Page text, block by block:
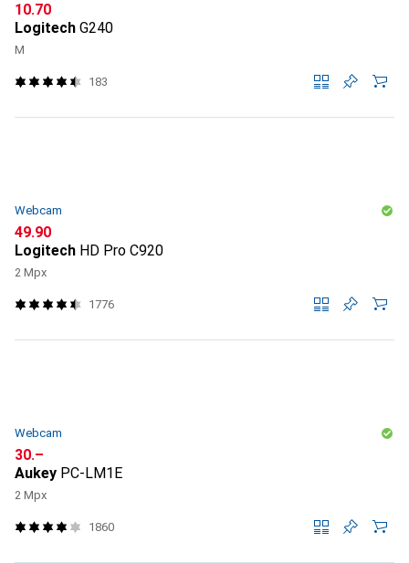
CHF
10.70
Logitech G240
M
183
Webcam
CHF
49.90
Logitech HD Pro C920
2 Mpx
1776
Webcam
CHF
30.–
Aukey PC-LM1E
2 Mpx
1860